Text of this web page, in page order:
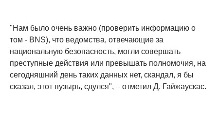
"Нам было очень важно (проверить информацию о
том - BNS), что ведомства, отвечающие за
национальную безопасность, могли совершать
преступные действия или превышать полномочия, на
сегодняшний день таких данных нет, скандал, я бы
сказал, этот пузырь, сдулся", – отметил Д. Гайжаускас.